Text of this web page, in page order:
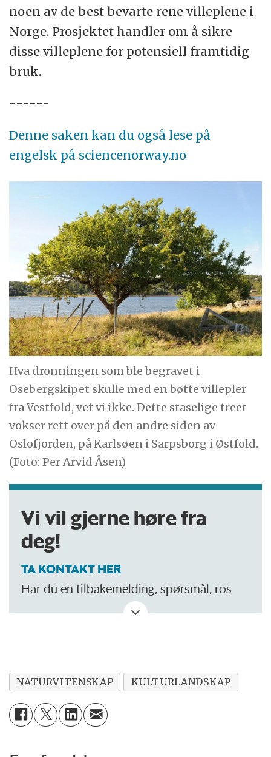
noen av de best bevarte rene villeplene i
Norge. Prosjektet handler om å sikre
disse villeplene for potensiell framtidig
bruk.
------
Denne saken kan du også lese på
engelsk på sciencenorway.no
Hva dronningen som ble begravet i
Osebergskipet skulle med en bøtte villepler
fra Vestfold, vet vi ikke. Dette staselige treet
vokser rett over på den andre siden av
Oslofjorden, på Karlsøen i Sarpsborg i Østfold.
(Foto: Per Arvid Åsen)
Vi vil gjerne høre fra
deg!
TA KONTAKT HER
Har du en tilbakemelding, spørsmål, ros
eller kritikk? Eller tips om noe vi bør skrive
NATURVITENSKAP KULTURLANDSKAP